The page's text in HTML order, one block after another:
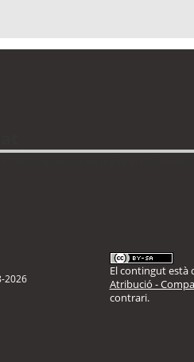
2026
El contingut està
Atribució -
contrari.